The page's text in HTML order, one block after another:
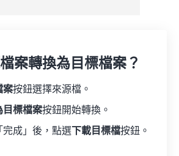
案轉換為目標檔案？
案按鈕選擇來源檔。
目標檔案按鈕開始轉換。
完成」後，點選 下載目標檔按鈕。